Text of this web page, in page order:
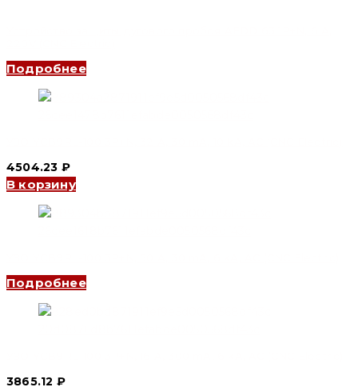
Подробнее
4504.23 ₽
В корзину
Подробнее
3865.12 ₽